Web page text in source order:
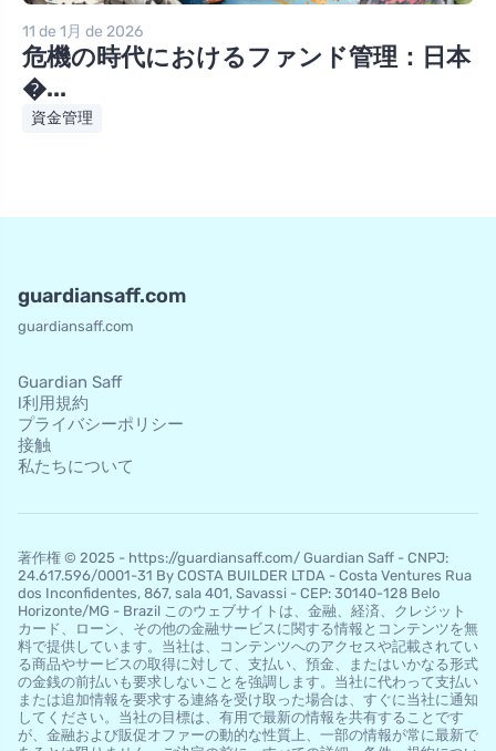
11 de 1月 de 2026
危機の時代におけるファンド管理：日本
�...
資金管理
guardiansaff.com
guardiansaff.com
Guardian Saff
l利用規約
プライバシーポリシー
接触
私たちについて
著作権 © 2025 - https://guardiansaff.com/ Guardian Saff - CNPJ:
24.617.596/0001-31 By COSTA BUILDER LTDA - Costa Ventures Rua
dos Inconfidentes, 867, sala 401, Savassi - CEP: 30140-128 Belo
Horizo​​nte/MG - Brazil このウェブサイトは、金融、経済、クレジット
カード、ローン、その他の金融サービスに関する情報とコンテンツを無
料で提供しています。当社は、コンテンツへのアクセスや記載されてい
る商品やサービスの取得に対して、支払い、預金、またはいかなる形式
の金銭の前払いも要求しないことを強調します。当社に代わって支払い
または追加情報を要求する連絡を受け取った場合は、すぐに当社に通知
してください。当社の目標は、有用で最新の情報を共有することです
が、金融および販促オファーの動的な性質上、一部の情報が常に最新で